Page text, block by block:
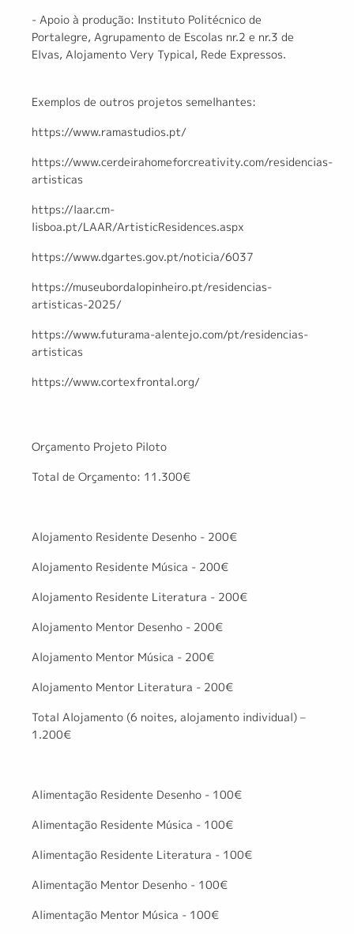
Do que está à procura?
- Apoio à produção: Instituto Politécnico de
Portalegre, Agrupamento de Escolas nr.2 e nr.3 de
Elvas, Alojamento Very Typical, Rede Expressos.
Exemplos de outros projetos semelhantes:
https://www.ramastudios.pt/
https://www.cerdeirahomeforcreativity.com/residencias-
artisticas
https://laar.cm-
lisboa.pt/LAAR/ArtisticResidences.aspx
https://www.dgartes.gov.pt/noticia/6037
https://museubordalopinheiro.pt/residencias-
artisticas-2025/
https://www.futurama-alentejo.com/pt/residencias-
artisticas
https://www.cortexfrontal.org/
Orçamento Projeto Piloto
Total de Orçamento: 11.300€
Alojamento Residente Desenho - 200€
Alojamento Residente Música - 200€
Alojamento Residente Literatura - 200€
Alojamento Mentor Desenho - 200€
Alojamento Mentor Música - 200€
Alojamento Mentor Literatura - 200€
Total Alojamento (6 noites, alojamento individual) –
1.200€
Alimentação Residente Desenho - 100€
Alimentação Residente Música - 100€
Alimentação Residente Literatura - 100€
Alimentação Mentor Desenho - 100€
Alimentação Mentor Música - 100€